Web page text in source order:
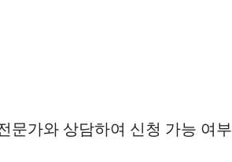
문가와 상담하여 신청 가능 여부